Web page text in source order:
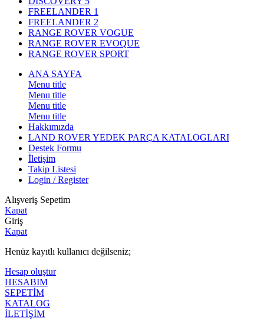
FREELANDER 1
FREELANDER 2
RANGE ROVER VOGUE
RANGE ROVER EVOQUE
RANGE ROVER SPORT
ANA SAYFA
Menu title
Menu title
Menu title
Menu title
Hakkımızda
LAND ROVER YEDEK PARÇA KATALOGLARI
Destek Formu
İletişim
Takip Listesi
Login / Register
Alışveriş Sepetim
Kapat
Giriş
Kapat
Henüz kayıtlı kullanıcı değilseniz;
Hesap oluştur
HESABIM
SEPETİM
KATALOG
İLETİŞİM